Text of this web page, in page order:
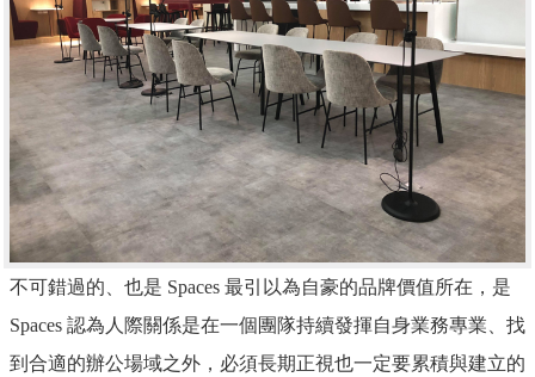
不可錯過的、也是 Spaces 最引以為自豪的品牌價值所在，是
Spaces 認為人際關係是在一個團隊持續發揮自身業務專業、找
到合適的辦公場域之外，必須長期正視也一定要累積與建立的